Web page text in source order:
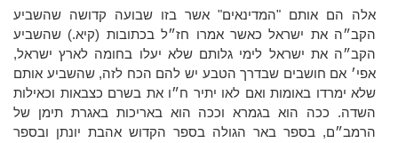
אלה הם אותם "המדינאים" אשר בזו שבועה קדושה שהשביע
הקב״ה את ישראל כאשר אמרו חז״ל בכתובות (קיא.) שהשביע
הקב״ה את ישראל לימי גלותם שלא יעלו בחומה לארץ ישראל,
אפי׳ אם חושבים שבדרך הטבע יש להם הכח לזה, שהשביע אותם
שלא ימרדו באומות ואם לאו יתיר ח״ו את בשרם כצבאות וכאילות
השדה. ככה הוא בגמרא וככה הוא באריכות באגרת תימן של
הרמב״ם, בספר באר הגולה בספר הקדוש אהבת יונתן ובספר